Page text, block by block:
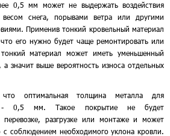
0,5 мм может не выдержать воздействия
снега, порывами ветра или другими
Применив тонкий кровельный материал
его нужно будет чаще ремонтировать или
материал может иметь уменьшенный
значит выше вероятность износа отдельных
что оптимальная толщина металла для
- 0,5 мм. Такое покрытие не будет
перевозке, разгрузке или монтаже и может
соблюдением необходимого уклона кровли.